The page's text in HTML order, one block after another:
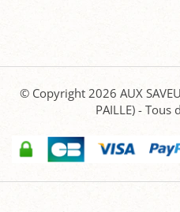
© Copyright 2026 AUX
PAILLE) - Tous